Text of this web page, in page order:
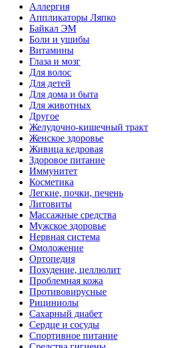
Аллергия
Аппликаторы Ляпко
Байкал ЭМ
Боли и ушибы
Витамины
Глаза и мозг
Для волос
Для детей
Для дома и быта
Для животных
Другое
Желудочно-кишечный тракт
Женское здоровье
Живица кедровая
Здоровое питание
Иммунитет
Косметика
Легкие, почки, печень
Литовиты
Массажные средства
Мужское здоровье
Нервная система
Омоложение
Ортопедия
Похудение, целлюлит
Проблемная кожа
Противовирусные
Рициниолы
Сахарный диабет
Сердце и сосуды
Спортивное питание